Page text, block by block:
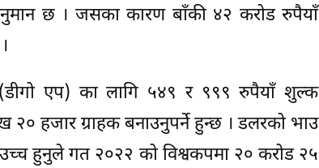
छ । जसका कारण बाँकी ४२ करोड रुपैयाँ
एप) का लागि ५४९ र ९९९ रुपैयाँ शुल्क
२० हजार ग्राहक बनाउनुपर्ने हुन्छ । डलरको भाउ
उच्च हुनुले गत २०२२ को विश्वकपमा २० करोड २५